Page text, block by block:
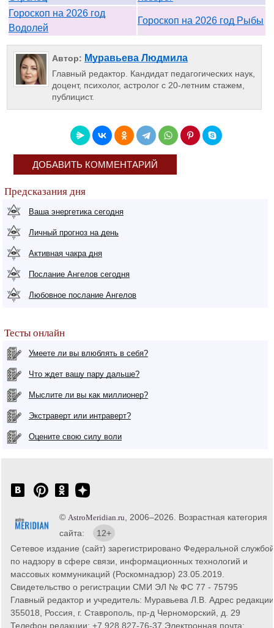
Гороскоп на 2026 год
Водолей
Гороскоп на 2026 год Рыбы
Автор: Муравьева Людмила
Главный редактор. Кандидат педагогических наук,
доцент, психолог, астролог с 20-летним стажем,
публицист.
ДОБАВИТЬ КОММЕНТАРИЙ
Предсказания дня
Ваша энергетика сегодня
Личный прогноз на день
Активная чакра дня
Послание Ангелов сегодня
Любовное послание Ангелов
Тесты онлайн
Умеете ли вы влюблять в себя?
Что ждет вашу пару дальше?
Мыслите ли вы как миллионер?
Экстраверт или интраверт?
Оцените свою силу воли
© AstroMeridian.ru , 2006–2026. Возрастная категория
сайта:
12+
Сетевое издание (сайт) зарегистрировано Федеральной службой
по надзору в сфере связи, информационных технологий и
массовых коммуникаций (Роскомнадзор) 23.05.2019.
Свидетельство о регистрации СМИ ЭЛ № ФС 77 - 75795
Главный редактор и учредитель: Муравьева Л.В. Адрес
355018, Россия, г. Ставрополь, пр-д Черноморский, д. 29
Телефон редакции: +7 928 827-76-37 Электронная почта: